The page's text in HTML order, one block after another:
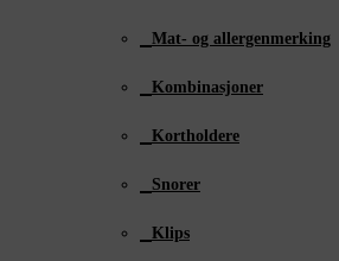
Mat- og allergenmerking
Kombinasjoner
Kortholdere
Snorer
Klips